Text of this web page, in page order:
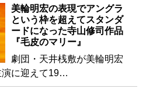
美輪明宏の表現でアングラ
という枠を超えてスタンダ
ードになった寺山修司作品
『毛皮のマリー』
劇団・天井桟敷が美輪明宏
演に迎えて19…